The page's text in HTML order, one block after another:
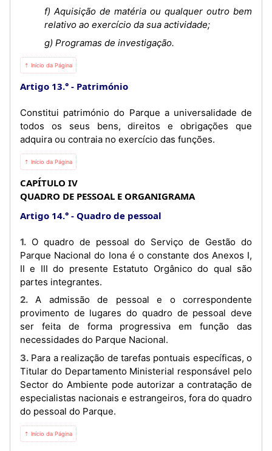
f) Aquisição de matéria ou qualquer outro bem
relativo ao exercício da sua actividade;
g) Programas de investigação.
⇡ Início da Página
Artigo 13.° Património
Constitui património do Parque a universalidade de
todos os seus bens, direitos e obrigações que
adquira ou contraia no exercício das funções.
⇡ Início da Página
CAPÍTULO IV
QUADRO DE PESSOAL E ORGANIGRAMA
Artigo 14.°
Quadro de pessoal
1. O quadro de pessoal do Serviço de Gestão do
Parque Nacional do Iona é o constante dos Anexos I,
II e III do presente Estatuto Orgânico do qual são
partes integrantes.
2. A admissão de pessoal e o correspondente
provimento de lugares do quadro de pessoal deve
ser feita de forma progressiva em função das
necessidades do Parque Nacional.
3. Para a realização de tarefas pontuais específicas, o
Titular do Departamento Ministerial responsável pelo
Sector do Ambiente pode autorizar a contratação de
especialistas nacionais e estrangeiros, fora do quadro
do pessoal do Parque.
⇡ Início da Página